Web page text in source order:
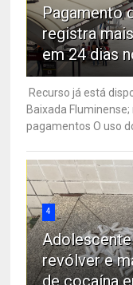
Pagamento
registra
em 24 dias
Recurso já está
Baixada
pagamentos O uso
4
revólver e